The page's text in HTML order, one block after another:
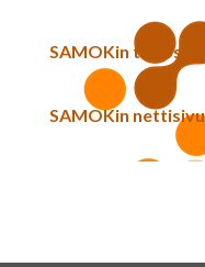
SAMOKin
SAMOKin